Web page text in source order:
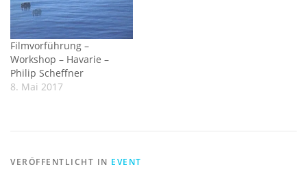
Filmvorführung –
Workshop – Havarie –
Philip Scheffner
8. Mai 2017
VERÖFFENTLICHT IN EVENT